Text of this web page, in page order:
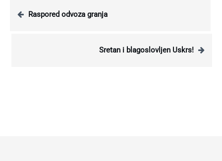
Raspored odvoza granja
Sretan i blagoslovljen Uskrs!